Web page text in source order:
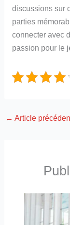
discussions sur
parties
connecter avec
passion pour le
← Article